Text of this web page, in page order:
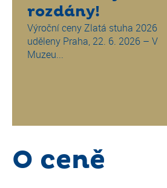
rozdány!
Výroční ceny Zlatá stuha 2026
uděleny Praha, 22. 6. 2026 – V
Muzeu...
O ceně